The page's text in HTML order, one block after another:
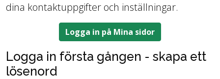
dina kontaktuppgifter och inställningar.
Logga in på Mina sidor
Logga in första gången - skapa ett
lösenord